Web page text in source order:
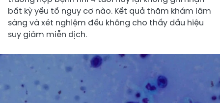
bất kỳ yếu tố nguy cơ nào. Kết quả thăm khám lâm
sàng và xét nghiệm đều không cho thấy dấu hiệu
suy giảm miễn dịch.